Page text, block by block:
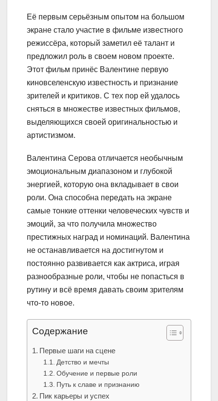
Её первым серьёзным опытом на большом
экране стало участие в фильме известного
режиссёра, который заметил её талант и
предложил роль в своем новом проекте.
Этот фильм принёс Валентине первую
киновселенскую известность и признание
зрителей и критиков. С тех пор ей удалось
сняться в множестве известных фильмов,
выделяющихся своей оригинальностью и
артистизмом.
Валентина Серова отличается необычным
эмоциональным диапазоном и глубокой
энергией, которую она вкладывает в свои
роли. Она способна передать на экране
самые тонкие оттенки человеческих чувств и
эмоций, за что получила множество
престижных наград и номинаций. Валентина
не останавливается на достигнутом и
постоянно развивается как актриса, играя
разнообразные роли, чтобы не попасться в
рутину и всё время давать своим зрителям
что-то новое.
Содержание
Первые шаги на сцене
Детство и мечты
Обучение и первые роли
Путь к славе и признанию
Пик карьеры и успех